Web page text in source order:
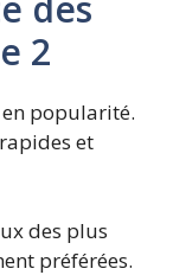
2
popularité.
et
des plus
préférées.